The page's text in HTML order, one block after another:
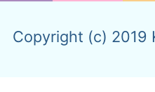
Copyright (c) 2019